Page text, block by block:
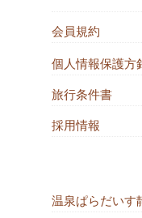
会員規約
個人情報保護方
旅行条件書
採用情報
温泉ぱらだいす